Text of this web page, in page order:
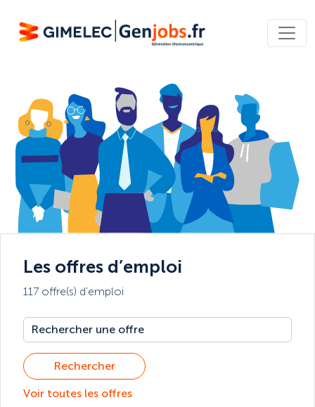
Les offres d’emploi
117 offre(s) d’emploi
Rechercher
Voir toutes les offres